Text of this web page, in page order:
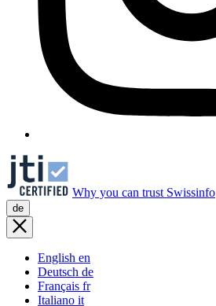
Why you can trust Swissinfo
de
English en
Deutsch de
Français fr
Italiano it